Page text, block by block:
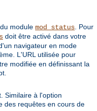
module mod_status. Pour
doit être activé dans votre
navigateur en mode
L'URL utilisée pour
modifiée en définissant la
Similaire à l'option
des requêtes en cours de